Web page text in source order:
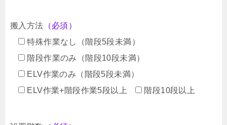
搬入方法 （必須）
特殊作業なし（階段5段未満）
階段作業のみ（階段10段未満）
ELV作業のみ（階段5段未満）
ELV作業+階段作業5段以上
階段10段以上